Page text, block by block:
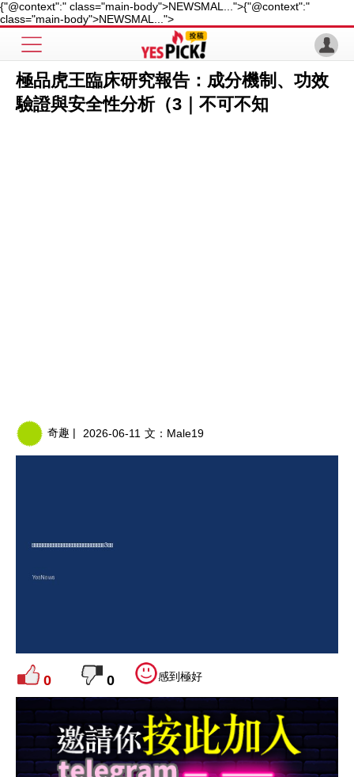
{"@context":" class="main-body">NEWSMAL...">{"@context":"
class="main-body">NEWSMAL...">
極品虎王臨床研究報告：成分機制、功效
驗證與安全性分析（3｜不可不知
奇趣 | 2026-06-11 文： Male19
0 0 感到極好